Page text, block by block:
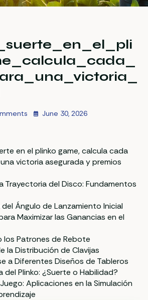
June 30, 2026
en el plinko game, calcula cada
victoria asegurada y premios
Trayectoria del Disco: Fundamentos
Ángulo de Lanzamiento Inicial
Maximizar las Ganancias en el
los Patrones de Rebote
la Distribución de Clavijas
a Diferentes Diseños de Tableros
del Plinko: ¿Suerte o Habilidad?
Aplicaciones en la Simulación